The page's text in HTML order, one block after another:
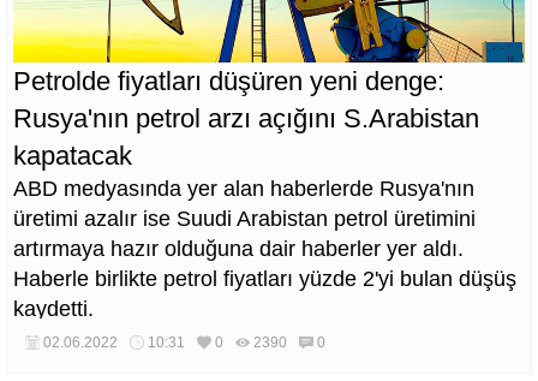
Petrolde fiyatları düşüren yeni denge:
Rusya'nın petrol arzı açığını S.Arabistan
kapatacak
ABD medyasında yer alan haberlerde Rusya'nın
üretimi azalır ise Suudi Arabistan petrol üretimini
artırmaya hazır olduğuna dair haberler yer aldı.
Haberle birlikte petrol fiyatları yüzde 2'yi bulan düşüş
kaydetti.
02.06.2022 10:31 0 2390 0